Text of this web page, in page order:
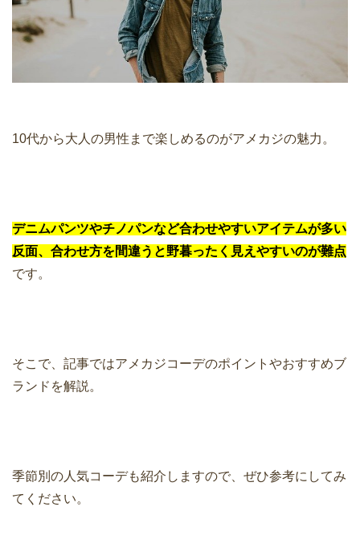
10代から大人の男性まで楽しめるのがアメカジの魅力。
デニムパンツやチノパンなど合わせやすいアイテムが多い
反面、合わせ方を間違うと野暮ったく見えやすいのが難点
です。
そこで、記事ではアメカジコーデのポイントやおすすめブ
ランドを解説。
季節別の人気コーデも紹介しますので、ぜひ参考にしてみ
てください。